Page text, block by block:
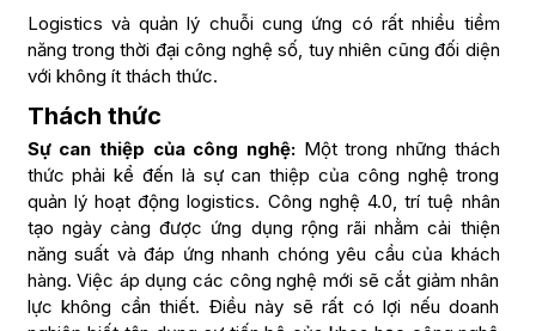
Logistics và quản lý chuỗi cung ứng có rất nhiều tiềm
năng trong thời đại công nghệ số, tuy nhiên cũng đối diện
với không ít thách thức.
Thách thức
Sự can thiệp của công nghệ:Một trong những thách
thức phải kể đến là sự can thiệp của công nghệ trong
quản lý hoạt động logistics. Công nghệ 4.0, trí tuệ nhân
tạo ngày càng được ứng dụng rộng rãi nhằm cải thiện
năng suất và đáp ứng nhanh chóng yêu cầu của khách
hàng. Việc áp dụng các công nghệ mới sẽ cắt giảm nhân
lực không cần thiết. Điều này sẽ rất có lợi nếu doanh